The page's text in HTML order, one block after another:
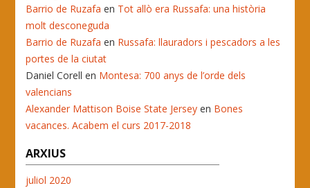
Barrio de Ruzafa en Tot allò era Russafa: una història
molt desconeguda
Barrio de Ruzafa en Russafa: llauradors i pescadors a les
portes de la ciutat
Daniel Corell en Montesa: 700 anys de l’orde dels
valencians
Alexander Mattison Boise State Jersey en Bones
vacances. Acabem el curs 2017-2018
ARXIUS
juliol 2020